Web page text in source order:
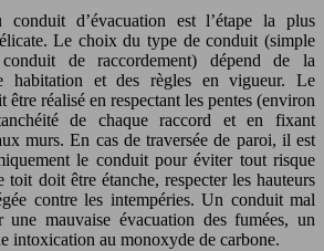
d’évacuation est l’étape la plus
Le choix du type de conduit (simple
de raccordement) dépend de la
habitation et des règles en vigueur. Le
réalisé en respectant les pentes (environ
de chaque raccord et en fixant
murs. En cas de traversée de paroi, il est
le conduit pour éviter tout risque
toit doit être étanche, respecter les hauteurs
contre les intempéries. Un conduit mal
une mauvaise évacuation des fumées, un
intoxication au monoxyde de carbone.